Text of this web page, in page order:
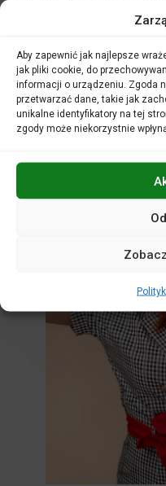
Aby zapewnić jak najlepsze
jak pliki cookie, do
informacji o urządzeniu. Zgoda
przetwarzać dane, takie jak
unikalne identyfikatory na tej
zgody może niekorzystnie
Nie zwlekaj! Każdy głos
Więcej informacji na